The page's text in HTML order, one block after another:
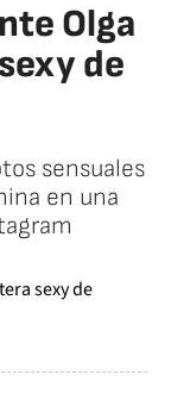
Olga
de
sensuales
en una